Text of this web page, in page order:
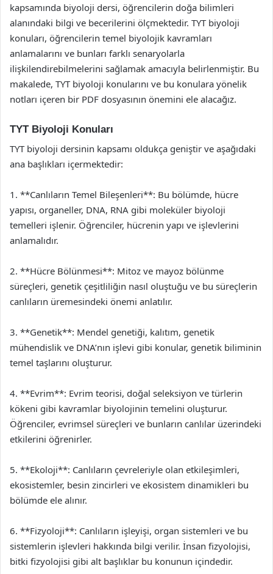
kapsamında biyoloji dersi, öğrencilerin doğa bilimleri
alanındaki bilgi ve becerilerini ölçmektedir. TYT biyoloji
konuları, öğrencilerin temel biyolojik kavramları
anlamalarını ve bunları farklı senaryolarla
ilişkilendirebilmelerini sağlamak amacıyla belirlenmiştir. Bu
makalede, TYT biyoloji konularını ve bu konulara yönelik
notları içeren bir PDF dosyasının önemini ele alacağız.
TYT Biyoloji Konuları
TYT biyoloji dersinin kapsamı oldukça geniştir ve aşağıdaki
ana başlıkları içermektedir:
1. **Canlıların Temel Bileşenleri**: Bu bölümde, hücre
yapısı, organeller, DNA, RNA gibi moleküler biyoloji
temelleri işlenir. Öğrenciler, hücrenin yapı ve işlevlerini
anlamalıdır.
2. **Hücre Bölünmesi**: Mitoz ve mayoz bölünme
süreçleri, genetik çeşitliliğin nasıl oluştuğu ve bu süreçlerin
canlıların üremesindeki önemi anlatılır.
3. **Genetik**: Mendel genetiği, kalıtım, genetik
mühendislik ve DNA’nın işlevi gibi konular, genetik biliminin
temel taşlarını oluşturur.
4. **Evrim**: Evrim teorisi, doğal seleksiyon ve türlerin
kökeni gibi kavramlar biyolojinin temelini oluşturur.
Öğrenciler, evrimsel süreçleri ve bunların canlılar üzerindeki
etkilerini öğrenirler.
5. **Ekoloji**: Canlıların çevreleriyle olan etkileşimleri,
ekosistemler, besin zincirleri ve ekosistem dinamikleri bu
bölümde ele alınır.
6. **Fizyoloji**: Canlıların işleyişi, organ sistemleri ve bu
sistemlerin işlevleri hakkında bilgi verilir. İnsan fizyolojisi,
bitki fizyolojisi gibi alt başlıklar bu konunun içindedir.